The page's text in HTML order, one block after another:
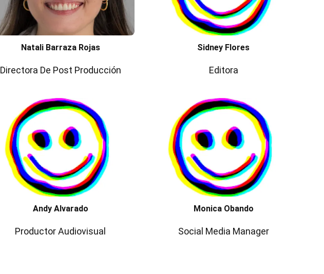
Natali Barraza Rojas
Directora De Post Producción
Sidney Flores
Editora
Andy Alvarado
Productor Audiovisual
Monica Obando
Social Media Manager